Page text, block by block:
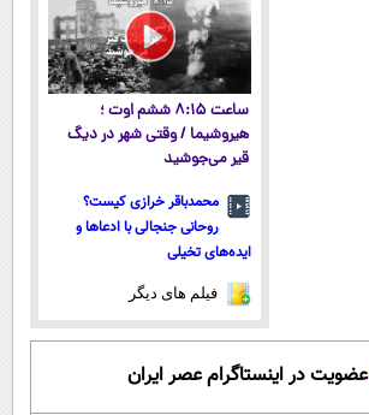
ساعت ۸:۱۵ ششم اوت ؛
هیروشیما / وقتی شهر در دیگ
قیر می‌جوشید
محمدباقر خرازی کیست؟
روحانی جنجالی با ادعاها و
ایده‌های تخیلی
فیلم های دیگر
عضویت در اینستاگرام عصر ایران